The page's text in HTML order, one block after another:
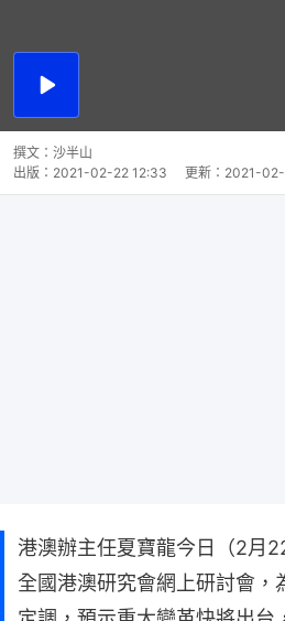
播
撰文： 沙半山
出版： 2021-02-22 12:33 更新： 2021-
港澳辦主任夏寶龍今日（2月
全國港澳研究會網上研討會，